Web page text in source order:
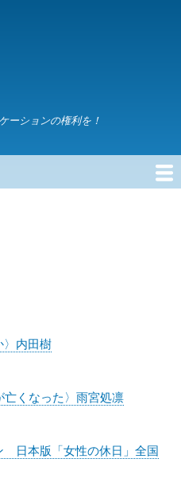
ーションの権利を！
〉内田樹
亡くなった〉雨宮処凛
日本版「女性の休日」全国